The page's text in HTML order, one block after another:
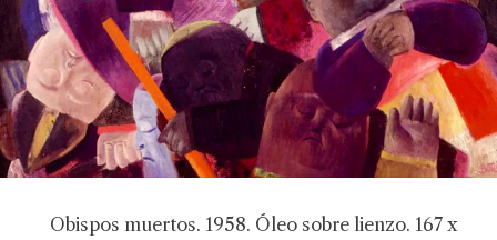
Obispos muertos. 1958. Óleo sobre lienzo. 167 x